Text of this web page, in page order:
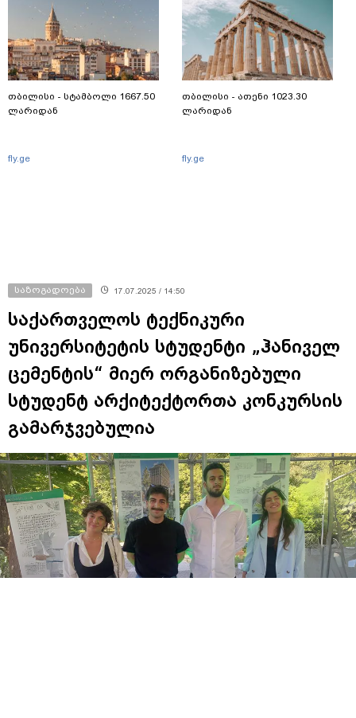
თბილისი - სტამბოლი 1667.50
ლარიდან
fly.ge
თბილისი - ათენი 1023.30
ლარიდან
fly.ge
საზოგადოება 17.07.2025 / 14:50
საქართველოს ტექნიკური
უნივერსიტეტის სტუდენტი „ჰანიველ
ცემენტის“ მიერ ორგანიზებული
სტუდენტ არქიტექტორთა კონკურსის
გამარჯვებულია